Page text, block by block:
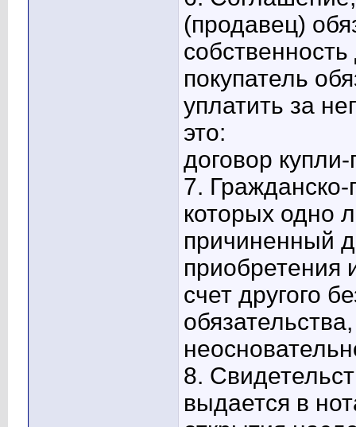
(продавец)
покупатель
уплатить за
это:
договор
7.
которых одно
причиненный
приобретения
счет другого
8.
выдается в